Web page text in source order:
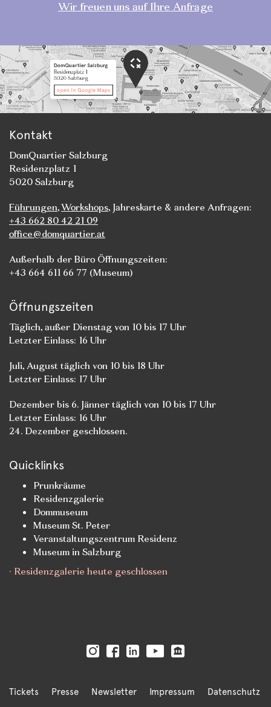
Wir freuen uns auf Ihre Anfrage
Kontakt
DomQuartier Salzburg
Residenzplatz 1
5020 Salzburg
Führungen,Workshops, Jahreskarte & andere Anfragen:
+43 662 80 42 21 09
office@domquartier.at
Außerhalb der Büro Öffnungszeiten:
+43 664 611 66 77 (Museum)
Öffnungszeiten
Täglich, außer Dienstag von 10 bis 17 Uhr
Letzter Einlass: 16 Uhr
Juli, August täglich von 10 bis 18 Uhr
Letzter Einlass: 17 Uhr
Dezember bis 6. Jänner täglich von 10 bis 17 Uhr
Letzter Einlass: 16 Uhr
24. Dezember geschlossen.
Quicklinks
Prunkräume
Residenzgalerie
Dommuseum
Museum St. Peter
Veranstaltungszentrum Residenz
Museum in Salzburg
· Residenzgalerie heute geschlossen
Tickets Presse Newsletter Impressum Datenschutz